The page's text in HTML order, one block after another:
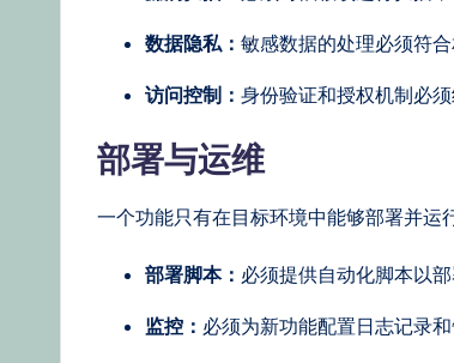
数据隐私： 敏感数据的处理必须符合
访问控制： 身份验证和授权机制必须
部署与运维
一个功能只有在目标环境中能够部署并运
部署脚本： 必须提供自动化脚本以部
监控： 必须为新功能配置日志记录和